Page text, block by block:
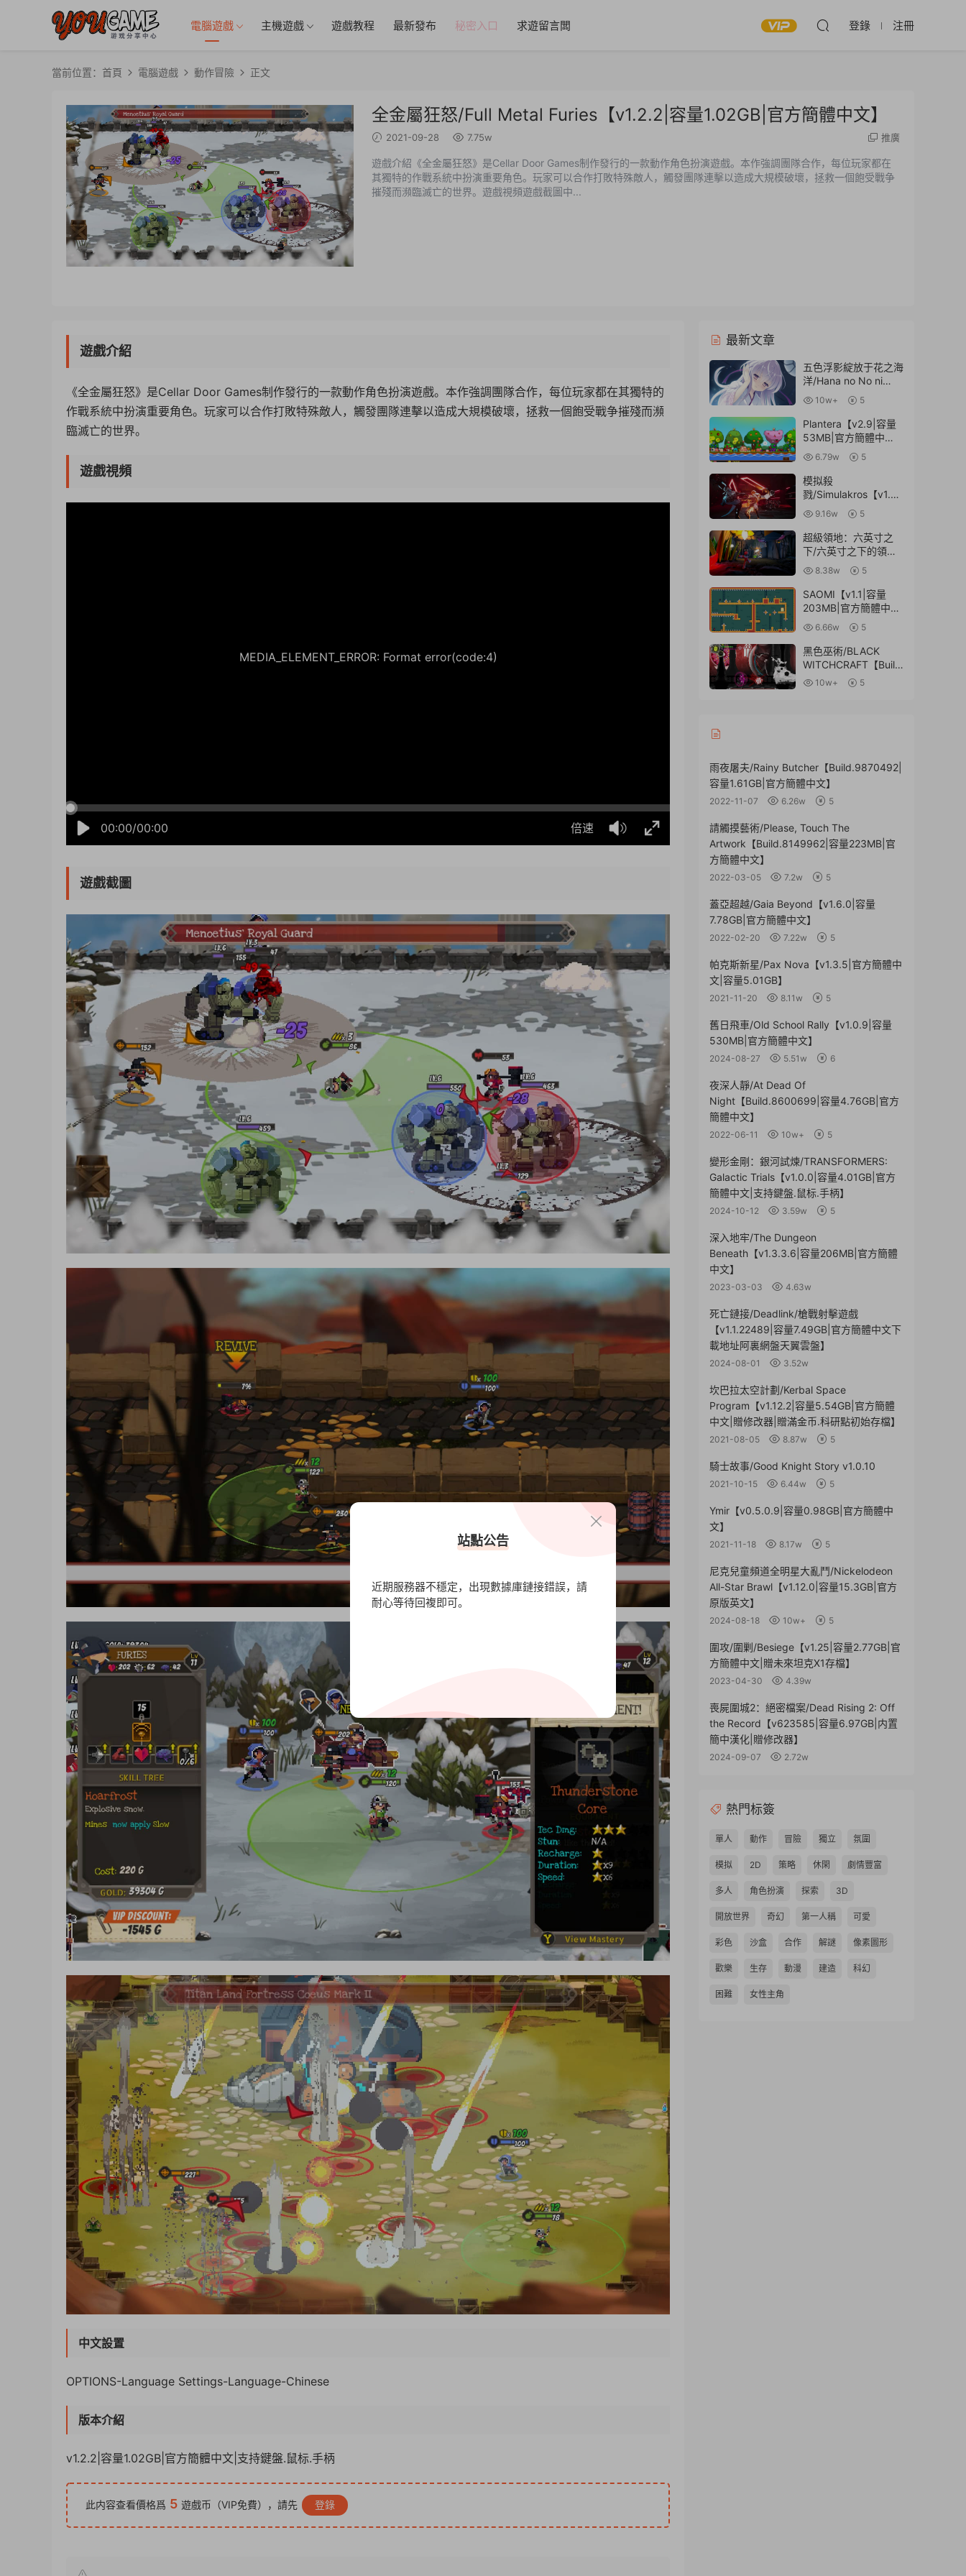
電腦遊戲 主機遊戲 遊戲教程 最新發布 秘密入口 求遊留言闆 登錄 注冊
當前位置： 首頁 電腦遊戲 動作冒險 正文
全金屬狂怒/Full Metal Furies【v1.2.2|容量1.02GB|官方簡體中文】
2021-09-28 7.75w 推廣
遊戲介紹《全金屬狂怒》是Cellar Door Games制作發行的一款動作角色扮演遊戲。本作強調團隊合作，每位玩家都在
其獨特的作戰系統中扮演重要角色。玩家可以合作打敗特殊敵人，觸發團隊連擊以造成大規模破壞，拯救一個飽受戰争
摧殘而瀕臨滅亡的世界。遊戲視頻遊戲截圖中...
遊戲介紹
《全金屬狂怒》是Cellar Door Games制作發行的一款動作角色扮演遊戲。本作強調團隊合作，每位玩家都在其獨特的
作戰系統中扮演重要角色。玩家可以合作打敗特殊敵人，觸發團隊連擊以造成大規模破壞，拯救一個飽受戰争摧殘而瀕
臨滅亡的世界。
遊戲視頻
00:00/00:00 倍速
MEDIA_ELEMENT_ERROR: Format error(code:4)
遊戲截圖
中文設置
OPTIONS-Language Settings-Language-Chinese
版本介紹
v1.2.2|容量1.02GB|官方簡體中文|支持鍵盤.鼠标.手柄
此内容查看價格爲 5 遊戲币（VIP免費），請先 登錄
最新文章
五色浮影綻放于花之海
洋/Hana no No ni
Saku Utakata
no【v2.00|容量
3.93GB|官方簡體中
文】
10w+ 5
Plantera【v2.9|容量
53MB|官方簡體中
文】
6.79w 5
模拟殺
戮/Simulakros【v1.0.
0|容量8.7GB|官方簡
體中文】
9.16w 5
超級領地：六英寸之
下/六英寸之下的領
地/Supraland Six
Inches
Under【v1.1.6072|容
量4.36GB|官方簡體中
8.38w 5
SAOMI【v1.1|容量
203MB|官方簡體中
文】6.66w 5
黑色巫術/BLACK
WITCHCRAFT【Build
.9598354|容量
10w+ 5
雨夜屠夫/Rainy Butcher【Build.9870492|
容量1.61GB|官方簡體中文】
2022-11-07 6.26w 5
請觸摸藝術/Please, Touch The
Artwork【Build.8149962|容量223MB|官
方簡體中文】
2022-03-05 7.2w 5
蓋亞超越/Gaia Beyond【v1.6.0|容量
7.78GB|官方簡體中文】
2022-02-20 7.22w 5
帕克斯新星/Pax Nova【v1.3.5|官方簡體中
文|容量5.01GB】
2021-11-20 8.11w 5
舊日飛車/Old School Rally【v1.0.9|容量
530MB|官方簡體中文】
2024-08-27 5.51w 6
夜深人靜/At Dead Of
Night【Build.8600699|容量4.76GB|官方
簡體中文】
2022-06-11 10w+ 5
變形金剛：銀河試煉/TRANSFORMERS:
Galactic Trials【v1.0.0|容量4.01GB|官方
簡體中文|支持鍵盤.鼠标.手柄】
2024-10-12 3.59w 5
深入地牢/The Dungeon
Beneath【v1.3.3.6|容量206MB|官方簡體
中文】
2023-03-03 4.63w
死亡鏈接/Deadlink/槍戰射擊遊戲
【v1.1.22489|容量7.49GB|官方簡體中文下
載地址阿裏網盤天翼雲盤】
2024-08-01 3.52w
坎巴拉太空計劃/Kerbal Space
Program【v1.12.2|容量5.54GB|官方簡體
中文|贈修改器|贈滿金币.科研點初始存檔】
2021-08-05 8.87w 5
騎士故事/Good Knight Story v1.0.10
2021-10-15 6.44w 5
Ymir【v0.5.0.9|容量0.98GB|官方簡體中
文】
2021-11-18 8.17w 5
尼克兒童頻道全明星大亂鬥/Nickelodeon
All-Star Brawl【v1.12.0|容量15.3GB|官方
原版英文】
2024-08-18 10w+ 5
圍攻/圍剿/Besiege【v1.25|容量2.77GB|官
方簡體中文|贈未來坦克X1存檔】
2023-04-30 4.39w
喪屍圍城2：絕密檔案/Dead Rising 2: Off
the Record【v623585|容量6.97GB|内置
簡中漢化|贈修改器】
2024-09-07 2.72w
熱門标簽
單人 動作 冒險 獨立 氛圍
模拟 2D 策略 休閑 劇情豐富
多人 角色扮演 探索 3D
開放世界 奇幻 第一人稱 可愛
彩色 沙盒 合作 解謎 像素圖形
歡樂 生存 動漫 建造 科幻
困難 女性主角
站點公告
近期服務器不穩定，出現數據庫鏈接錯誤，請
耐心等待回複即可。